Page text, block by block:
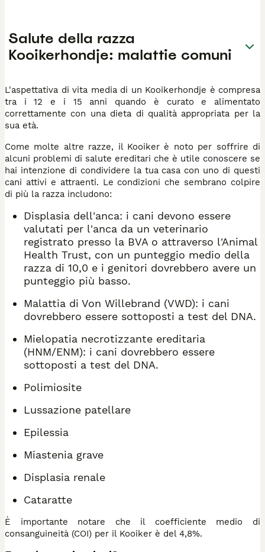
Salute della razza
Kooikerhondje: malattie comuni
L'aspettativa di vita media di un Kooikerhondje è compresa
tra i 12 e i 15 anni quando è curato e alimentato
correttamente con una dieta di qualità appropriata per la
sua età.
Come molte altre razze, il Kooiker è noto per soffrire di
alcuni problemi di salute ereditari che è utile conoscere se
hai intenzione di condividere la tua casa con uno di questi
cani attivi e attraenti. Le condizioni che sembrano colpire
di più la razza includono:
Displasia dell'anca: i cani devono essere
valutati per l'anca da un veterinario
registrato presso la BVA o attraverso l'Animal
Health Trust, con un punteggio medio della
razza di 10,0 e i genitori dovrebbero avere un
punteggio più basso.
Malattia di Von Willebrand (VWD): i cani
dovrebbero essere sottoposti a test del DNA.
Mielopatia necrotizzante ereditaria
(HNM/ENM): i cani dovrebbero essere
sottoposti a test del DNA.
Polimiosite
Lussazione patellare
Epilessia
Miastenia grave
Displasia renale
Cataratte
È importante notare che il coefficiente medio di
consanguineità (COI) per il Kooiker è del 4,8%.